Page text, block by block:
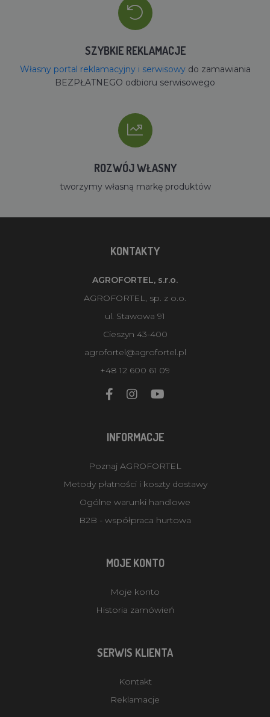
SZYBKIE REKLAMACJE
Własny portal reklamacyjny i serwisowydo zamawiania
BEZPŁATNEGO odbioru serwisowego
ROZWÓJ WŁASNY
tworzymy własną markę produktów
KONTAKTY
AGROFORTEL, s.r.o.
AGROFORTEL, sp. z o.o.
ul. Stawowa 91
Cieszyn 43-400
agrofortel@agrofortel.pl
+48 12 600 61 09
INFORMACJE
Poznaj AGROFORTEL
Metody płatności i koszty dostawy
Ogólne warunki handlowe
B2B - współpraca hurtowa
MOJE KONTO
Moje konto
Historia zamówień
SERWIS KLIENTA
Kontakt
Reklamacje